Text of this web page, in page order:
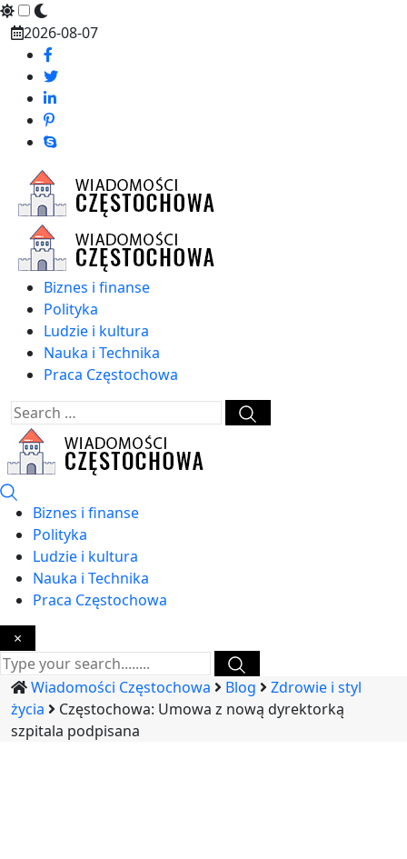
Skip
content
2026-08-07
Biznes i finanse
Polityka
Ludzie i kultura
Nauka i Technika
Praca Częstochowa
Biznes i finanse
Polityka
Ludzie i kultura
Nauka i Technika
Praca Częstochowa
×
Wiadomości Częstochowa Blog
Zdrowie i styl
życia
Częstochowa: Umowa z nową dyrektorką
szpitala podpisana